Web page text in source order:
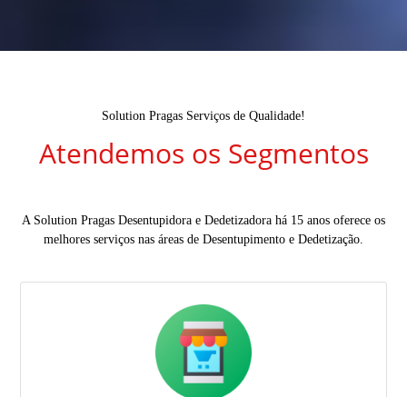
Solution Pragas Serviços de Qualidade!
Atendemos os Segmentos
A Solution Pragas Desentupidora e Dedetizadora há 15 anos oferece os
melhores serviços nas áreas de Desentupimento e Dedetização.